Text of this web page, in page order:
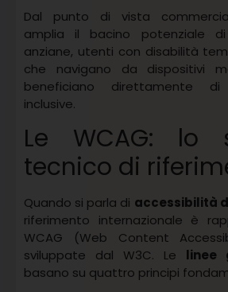
Dal punto di vista
amplia il bacino potenziale di
anziane, utenti con disabilità
che navigano da dispositivi
beneficiano direttamente
inclusive.
Le WCAG: lo
tecnico di
Quando si parla di accessibilità
riferimento internazionale è
WCAG (Web Content
sviluppate dal W3C. Le linee
basano su quattro principi